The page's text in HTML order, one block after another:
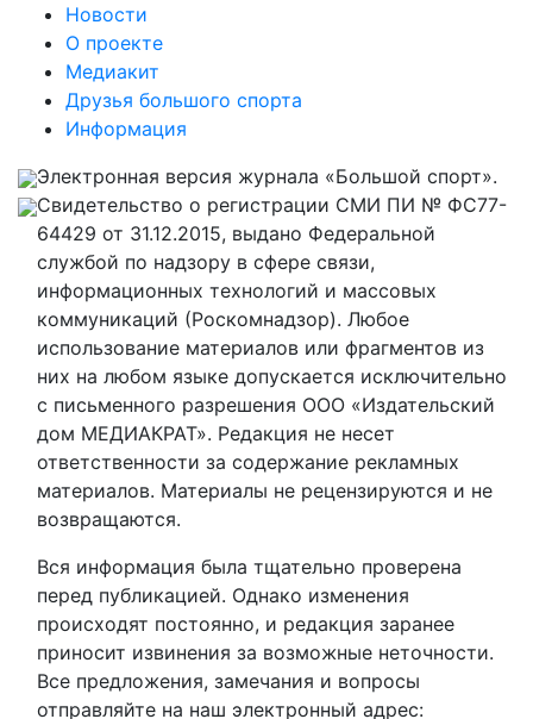
Новости
О проекте
Медиакит
Друзья большого спорта
Информация
Электронная версия журнала «Большой спорт».
Свидетельство о регистрации СМИ ПИ № ФС77-
64429 от 31.12.2015, выдано Федеральной
службой по надзору в сфере связи,
информационных технологий и массовых
коммуникаций (Роскомнадзор). Любое
использование материалов или фрагментов из
них на любом языке допускается исключительно
с письменного разрешения ООО «Издательский
дом МЕДИАКРАТ». Редакция не несет
ответственности за содержание рекламных
материалов. Материалы не рецензируются и не
возвращаются.
Вся информация была тщательно проверена
перед публикацией. Однако изменения
происходят постоянно, и редакция заранее
приносит извинения за возможные неточности.
Все предложения, замечания и вопросы
отправляйте на наш электронный адрес: